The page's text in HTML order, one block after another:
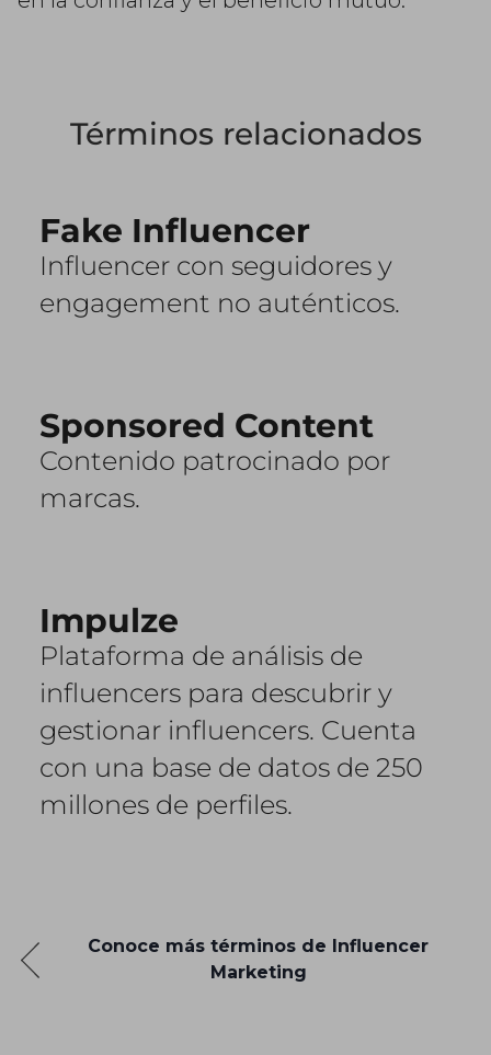
Términos relacionados
Fake Influencer
Influencer con seguidores y
engagement no auténticos.
Sponsored Content
Contenido patrocinado por
marcas.
Impulze
Plataforma de análisis de
influencers para descubrir y
gestionar influencers. Cuenta
con una base de datos de 250
millones de perfiles.
Conoce más términos de Influencer
Marketing